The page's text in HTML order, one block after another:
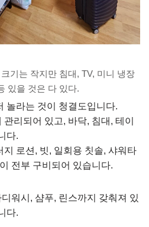
기는 작지만 침대, TV, 미니 냉장
있을 것은 다 있다.
놀라는 것이 청결도입니다.
리되어 있고, 바닥, 침대, 테이
다.
로션, 빗, 일회용 칫솔, 샤워타
전부 구비되어 있습니다.
워시, 샴푸, 린스까지 갖춰져 있
다.